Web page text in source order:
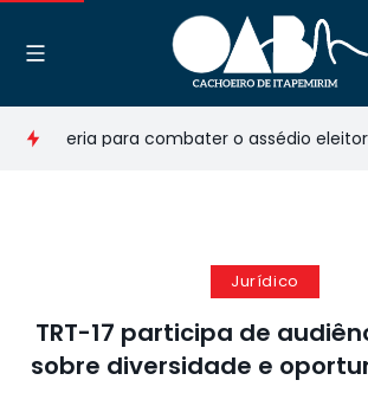
parceria para combater o assédio
Jurídico
TRT-17 participa de
sobre diversidade e